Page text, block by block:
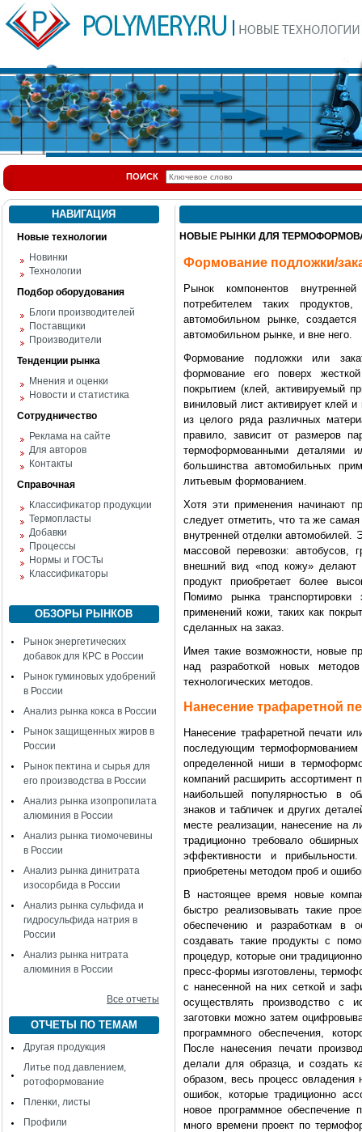
ПОИСК
НАВИГАЦИЯ
Новые технологии
Новинки
Технологии
Подбор оборудования
Блоги производителей
Поставщики
Производители
Тенденции рынка
Мнения и оценки
Новости и статистика
Сотрудничество
Реклама на сайте
Для авторов
Контакты
Справочная
Классификатор продукции
Термопласты
Добавки
Процессы
Нормы и ГОСТы
Классификаторы
ОБЗОРЫ РЫНКОВ
Рынок энергетических
добавок для КРС в России
Рынок гуминовых удобрений
в России
Анализ рынка кокса в России
Рынок защищенных жиров в
России
Рынок пектина и сырья для
его производства в России
Анализ рынка изопропилата
алюминия в России
Анализ рынка тиомочевины
в России
Анализ рынка динитрата
изосорбида в России
Анализ рынка сульфида и
гидросульфида натрия в
России
Анализ рынка нитрата
алюминия в России
Все отчеты
ОТЧЕТЫ ПО ТЕМАМ
Другая продукция
Литье под давлением,
ротоформование
Пленки, листы
Профили
НОВЫЕ РЫНКИ ДЛЯ
Формование подложки/
Рынок компонентов
потребителем таких
автомобильном рынке,
автомобильном рынке, и вне него.
Формование подложки или
формование его поверх
покрытием (клей, активируемый
виниловый лист активирует клей
из целого ряда различных
правило, зависит от размеров
термоформованными деталями
большинства автомобильных
литьевым формованием.
Хотя эти применения начинают
следует отметить, что та же
внутренней отделки автомобилей.
массовой перевозки: автобусов,
внешний вид «под кожу» делают
продукт приобретает более
Помимо рынка
применений кожи, таких как
сделанных на заказ.
Имея такие возможности, новые
над разработкой новых
технологических методов.
Нанесение трафаретной
Нанесение трафаретной печати
последующим
определенной ниши в
компаний расширить ассортимент
наибольшей популярностью в
знаков и табличек и других
месте реализации, нанесение на
традиционно требовало
эффективности и
приобретены методом проб и
В настоящее время новые
быстро реализовывать такие
обеспечению и разработкам в
создавать такие продукты с
процедур, которые они
пресс-формы изготовлены,
с нанесенной на них сеткой и
осуществлять производство с
заготовки можно затем
программного обеспечения,
После нанесения печати
делали для образца, и создать
образом, весь процесс
ошибок, которые традиционно
новое программное
много времени проект по